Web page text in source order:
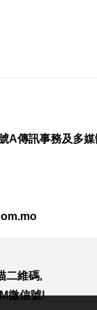
豚”料今晚移入
前地大三巴等
流感重症須深切
A傳訊事務及多媒
二維碼,
微信號!